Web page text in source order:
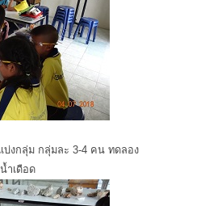
งกลุ่ม กลุ่มละ 3-4 คน ทดลอง
ำเดือด